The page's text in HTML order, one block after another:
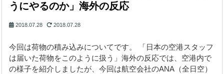
うにやるのか」海外の反応
2018.07.28 2018.07.28
今回は荷物の積み込みについてです。 「日本の空港スタッフ
は届いた荷物をこのように扱う」海外の反応では、空港内で
の様子を紹介しましたが、今回は航空会社のANA（全日空）